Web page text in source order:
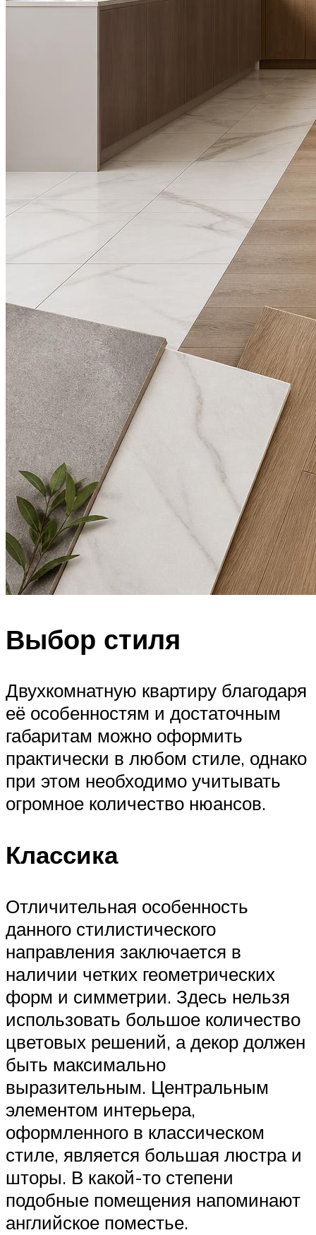
Выбор стиля
Двухкомнатную квартиру благодаря
её особенностям и достаточным
габаритам можно оформить
практически в любом стиле, однако
при этом необходимо учитывать
огромное количество нюансов.
Классика
Отличительная особенность
данного стилистического
направления заключается в
наличии четких геометрических
форм и симметрии. Здесь нельзя
использовать большое количество
цветовых решений, а декор должен
быть максимально
выразительным. Центральным
элементом интерьера,
оформленного в классическом
стиле, является большая люстра и
шторы. В какой-то степени
подобные помещения напоминают
английское поместье.